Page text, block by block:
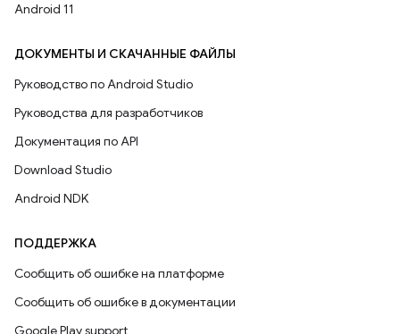
Android 11
ДОКУМЕНТЫ И СКАЧАННЫЕ ФАЙЛЫ
Руководство по Android Studio
Руководства для разработчиков
Документация по API
Download Studio
Android NDK
ПОДДЕРЖКА
Сообщить об ошибке на платформе
Сообщить об ошибке в документации
Google Play support